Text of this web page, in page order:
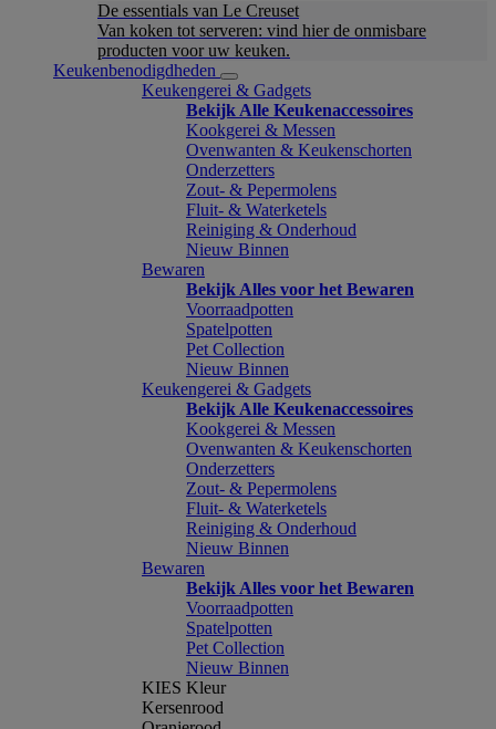
De essentials van Le Creuset
Van koken tot serveren: vind hier de onmisbare
producten voor uw keuken.
Keukenbenodigdheden
Keukengerei & Gadgets
Bekijk Alle Keukenaccessoires
Kookgerei & Messen
Ovenwanten & Keukenschorten
Onderzetters
Zout- & Pepermolens
Fluit- & Waterketels
Reiniging & Onderhoud
Nieuw Binnen
Bewaren
Bekijk Alles voor het Bewaren
Voorraadpotten
Spatelpotten
Pet Collection
Nieuw Binnen
Keukengerei & Gadgets
Bekijk Alle Keukenaccessoires
Kookgerei & Messen
Ovenwanten & Keukenschorten
Onderzetters
Zout- & Pepermolens
Fluit- & Waterketels
Reiniging & Onderhoud
Nieuw Binnen
Bewaren
Bekijk Alles voor het Bewaren
Voorraadpotten
Spatelpotten
Pet Collection
Nieuw Binnen
KIES Kleur
Kersenrood